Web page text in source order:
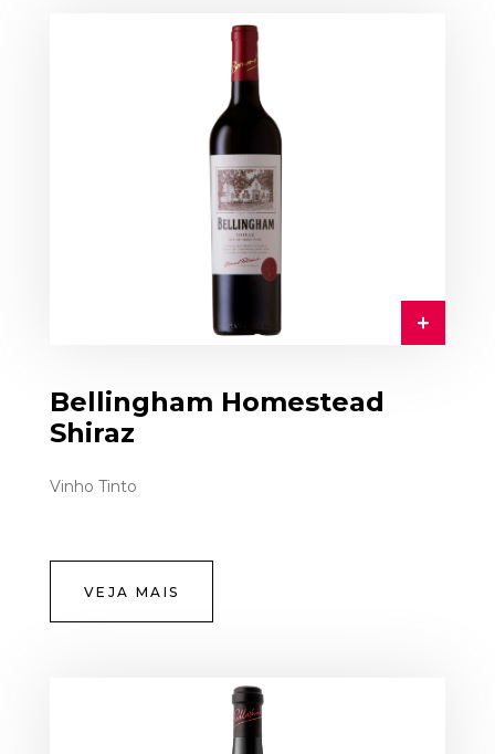
Bellingham Homestead
Shiraz
Vinho Tinto
VEJA MAIS